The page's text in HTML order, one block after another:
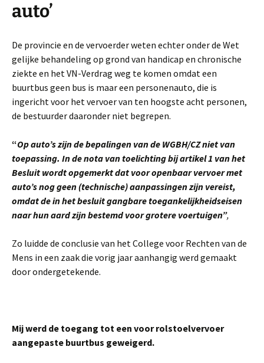
auto’
De provincie en de vervoerder weten echter onder de Wet
gelijke behandeling op grond van handicap en chronische
ziekte en het VN-Verdrag weg te komen omdat een
buurtbus geen bus is maar een personenauto, die is
ingericht voor het vervoer van ten hoogste acht personen,
de bestuurder daaronder niet begrepen.
“Op auto’s zijn de bepalingen van de WGBH/CZ niet van
toepassing. In de nota van toelichting bij artikel 1 van het
Besluit wordt opgemerkt dat voor openbaar vervoer met
auto’s nog geen (technische) aanpassingen zijn vereist,
omdat de in het besluit gangbare toegankelijkheidseisen
naar hun aard zijn bestemd voor grotere voertuigen”,
Zo luidde de conclusie van het College voor Rechten van de
Mens in een zaak die vorig jaar aanhangig werd gemaakt
door ondergetekende.
Mij werd de toegang tot een voor rolstoelvervoer
aangepaste buurtbus geweigerd.